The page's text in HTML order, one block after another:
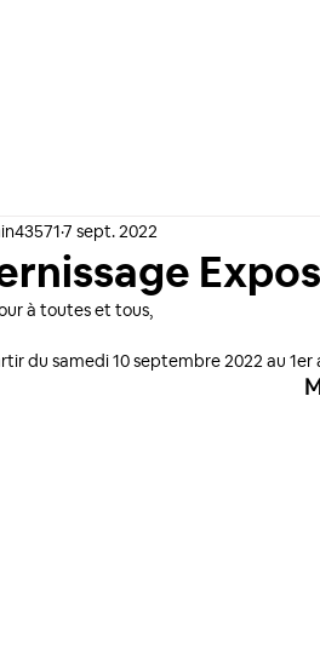
7 sept. 2022
à toutes et tous,
du samedi 10 septembre 2022 au 1er